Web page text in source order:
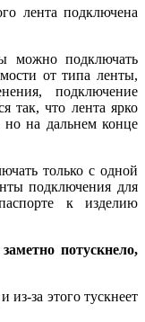
лента подключена
можно подключать
от типа ленты,
подключение
так, что лента ярко
но на дальнем конце
только с одной
подключения для
к изделию
потускнело,
из-за этого тускнеет